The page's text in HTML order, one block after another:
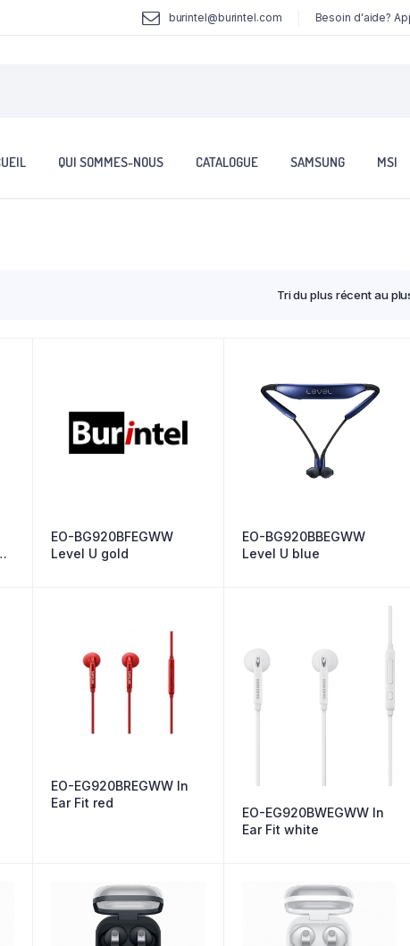
burintel@burintel.com Besoin d'aide?
QUI SOMMES-NOUS CATALOGUE SAMSUNG MSI
Tri du plus récent au
EO-BG920BFEGWW
Level U gold
EO-BG920BBEGWW
Level U blue
EO-EG920BREGWW In
Ear Fit red
EO-EG920BWEGWW In
Ear Fit white